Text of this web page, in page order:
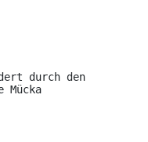
durch den
Mücka